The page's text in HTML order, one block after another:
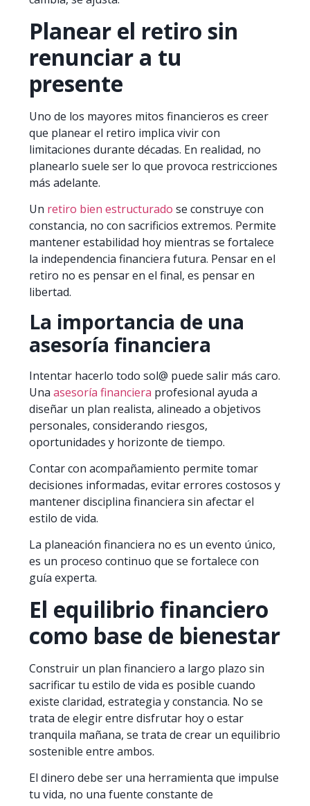
Planear el retiro sin
renunciar a tu
presente
Uno de los mayores mitos financieros es creer
que planear el retiro implica vivir con
limitaciones durante décadas. En realidad, no
planearlo suele ser lo que provoca restricciones
más adelante.
Un retiro bien estructurado se construye con
constancia, no con sacrificios extremos. Permite
mantener estabilidad hoy mientras se fortalece
la independencia financiera futura. Pensar en el
retiro no es pensar en el final, es pensar en
libertad.
La importancia de una
asesoría financiera
Intentar hacerlo todo sol@ puede salir más caro.
Una asesoría financiera profesional ayuda a
diseñar un plan realista, alineado a objetivos
personales, considerando riesgos,
oportunidades y horizonte de tiempo.
Contar con acompañamiento permite tomar
decisiones informadas, evitar errores costosos y
mantener disciplina financiera sin afectar el
estilo de vida.
La planeación financiera no es un evento único,
es un proceso continuo que se fortalece con
guía experta.
El equilibrio financiero
como base de bienestar
Construir un plan financiero a largo plazo sin
sacrificar tu estilo de vida es posible cuando
existe claridad, estrategia y constancia. No se
trata de elegir entre disfrutar hoy o estar
tranquila mañana, se trata de crear un equilibrio
sostenible entre ambos.
El dinero debe ser una herramienta que impulse
tu vida, no una fuente constante de